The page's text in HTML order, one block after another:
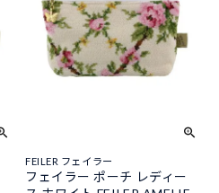
FEILER フェイラー
フェイラー ポーチ レディー